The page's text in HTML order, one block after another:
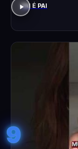
PAI É PAI
9